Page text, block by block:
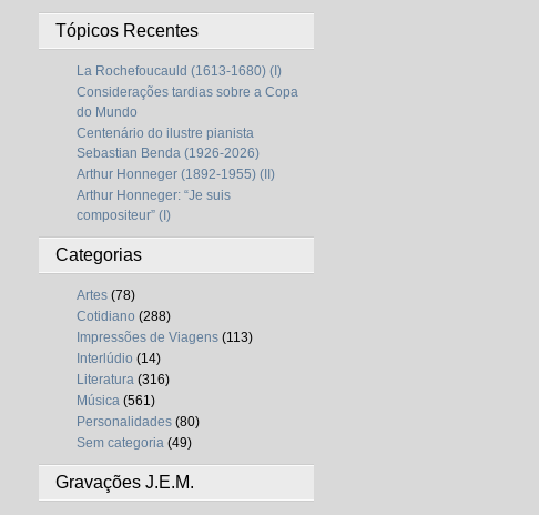
Tópicos Recentes
La Rochefoucauld (1613-1680) (I)
Considerações tardias sobre a Copa
do Mundo
Centenário do ilustre pianista
Sebastian Benda (1926-2026)
Arthur Honneger (1892-1955) (II)
Arthur Honneger: “Je suis
compositeur” (I)
Categorias
Artes (78)
Cotidiano (288)
Impressões de Viagens (113)
Interlúdio (14)
Literatura (316)
Música (561)
Personalidades (80)
Sem categoria (49)
Gravações J.E.M.